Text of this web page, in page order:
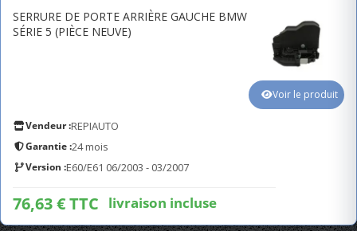
SERRURE DE PORTE ARRIÈRE GAUCHE BMW
SÉRIE 5 (PIÈCE NEUVE)
Vendeur :REPIAUTO
Garantie :24 mois
Version :E60/E61 06/2003 - 03/2007
76,63 € TTC livraison incluse
Voir le produit